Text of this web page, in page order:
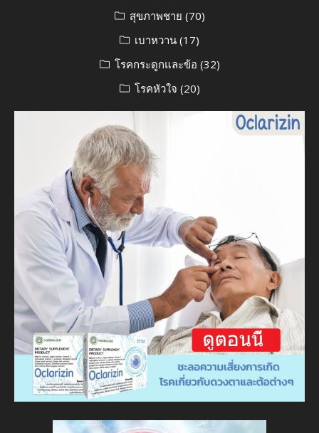
สุขภาพชาย (70)
เบาหวาน (17)
โรคกระดูกและข้อ (32)
โรคหัวใจ (20)